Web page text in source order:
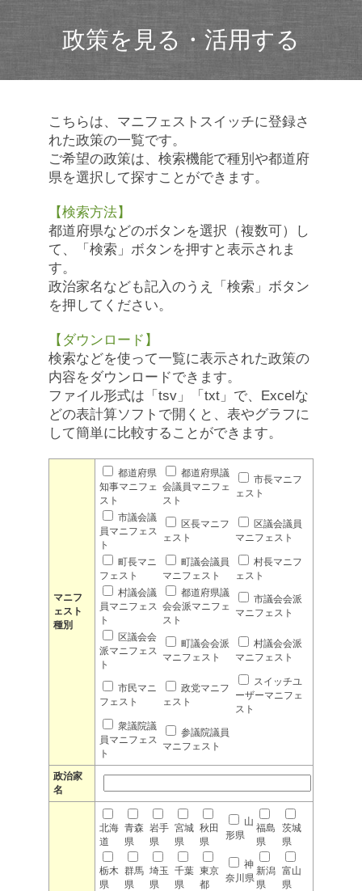
政策を見る・活用する
こちらは、マニフェストスイッチに登録さ
れた政策の一覧です。
ご希望の政策は、検索機能で種別や都道府
県を選択して探すことができます。
【検索方法】
都道府県などのボタンを選択（複数可）し
て、「検索」ボタンを押すと表示されま
す。
政治家名なども記入のうえ「検索」ボタン
を押してください。
【ダウンロード】
検索などを使って一覧に表示された政策の
内容をダウンロードできます。
ファイル形式は「tsv」「txt」で、Excelな
どの表計算ソフトで開くと、表やグラフに
して簡単に比較することができます。
マニフ
ェスト
種別
都道府県
知事マニフェ
スト
都道府県議
会議員マニフェ
スト
市長マニフ
ェスト
市議会議
員マニフェス
ト
区長マニフ
ェスト
区議会議員
マニフェスト
町長マニ
フェスト
町議会議員
マニフェスト
村長マニフ
ェスト
村議会議
員マニフェス
ト
都道府県議
会会派マニフェ
スト
市議会会派
マニフェスト
区議会会
派マニフェス
ト
町議会会派
マニフェスト
村議会会派
マニフェスト
市民マニ
フェスト
政党マニフ
ェスト
スイッチユ
ーザーマニフェ
スト
衆議院議
員マニフェス
ト
参議院議員
マニフェスト
政治家
名
北海
道
青森
県
岩手
県
宮城
県
秋田
県
山
形県
福島
県
茨城
県
栃木
県
群馬
県
埼玉
県
千葉
県
東京
都
神
奈川県
新潟
県
富山
県